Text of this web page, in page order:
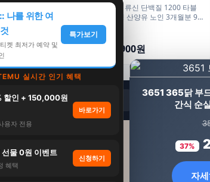
군만두
원
닥터메인유 류신 단백질 1200 타블
렛 분리유청 산양유 노인 3개월분 90
정, 2개
138,000원
84,900원
🏯 오사카성 🎢
나를 위한 여
켓 최저가 예약 및
특가보기
실시간 인기 혜택
할인 + 150,000원
용자 전용
바로가기
물 0원 이벤트
혜택
신청하기
3651 365닭 부
간식 순
37%
자